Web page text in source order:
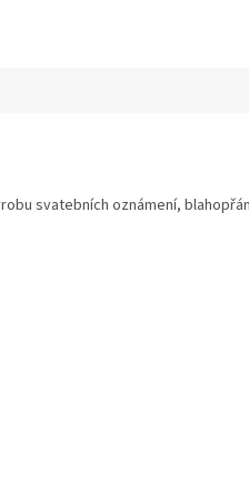
svatebních oznámení,